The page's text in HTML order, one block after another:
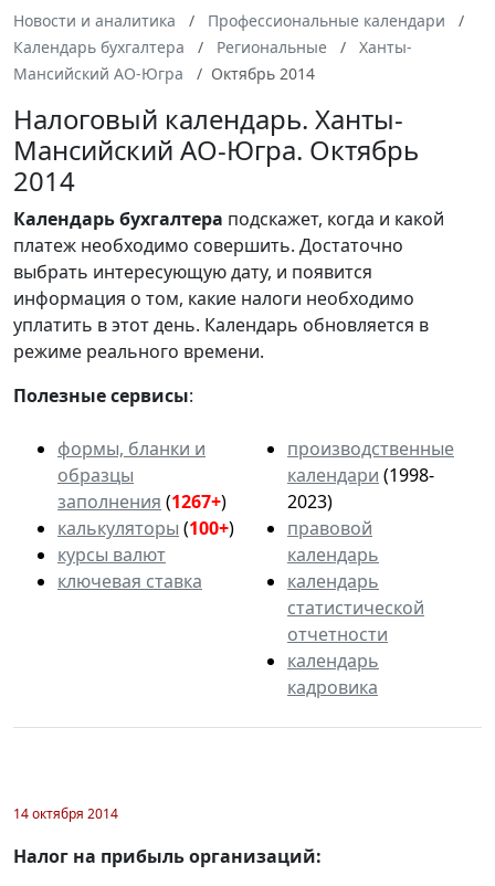
Новости и аналитика
Профессиональные календари
Календарь бухгалтера
Региональные
Ханты-
Мансийский АО-Югра
Октябрь 2014
Налоговый календарь. Ханты-
Мансийский АО-Югра. Октябрь
2014
Календарьбухгалтера подскажет, когда и какой
платеж необходимо совершить. Достаточно
выбрать интересующую дату, и появится
информация о том, какие налоги необходимо
уплатить в этот день. Календарь обновляется в
режиме реального времени.
Полезные сервисы:
формы, бланки и
образцы
заполнения (1267+)
калькуляторы (100+)
курсы валют
ключевая ставка
производственные
календари (1998-
2023)
правовой
календарь
календарь
статистической
отчетности
календарь
кадровика
14 октября 2014
Налог на прибыль организаций: